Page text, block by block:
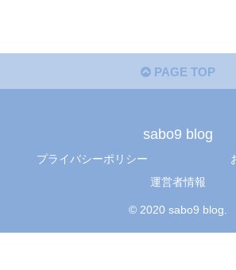
PAGE TOP
sabo9 blog
プライバシーポリシー
運営者情報
© 2020 sabo9 blog.